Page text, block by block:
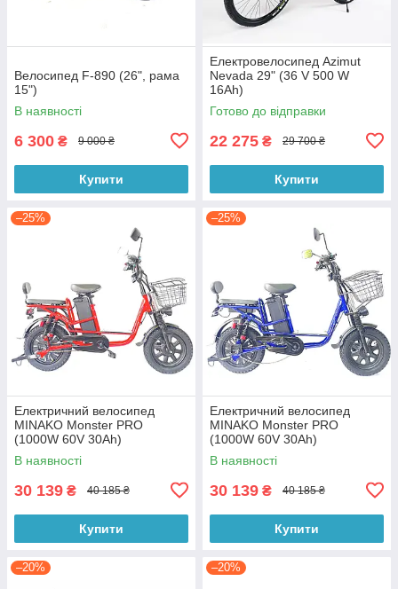
Велосипед F-890 (26", рама
15")
В наявності
6 300 ₴ 9 000 ₴
Купити
Електровелосипед Azimut
Nevada 29" (36 V 500 W
16Ah)
Готово до відправки
22 275 ₴ 29 700 ₴
Купити
–25%
Eлектричний велосипед
MINAKO Monster PRO
(1000W 60V 30Ah)
В наявності
30 139 ₴ 40 185 ₴
Купити
–25%
Eлектричний велосипед
MINAKO Monster PRO
(1000W 60V 30Ah)
В наявності
30 139 ₴ 40 185 ₴
Купити
–20% –20%